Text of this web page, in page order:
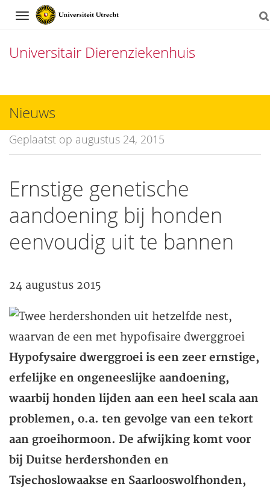
Navigation
Universitair Dierenziekenhuis
naar
inhoud
Nieuws
Geplaatst op augustus 24, 2015
Ernstige genetische
aandoening bij honden
eenvoudig uit te bannen
24 augustus 2015
Hypofysaire dwerggroei is een zeer ernstige,
erfelijke en ongeneeslijke aandoening,
waarbij honden lijden aan een heel scala aan
problemen, o.a. ten gevolge van een tekort
aan groeihormoon. De afwijking komt voor
bij Duitse herdershonden en
Tsjechoslowaakse en Saarlooswolfhonden,